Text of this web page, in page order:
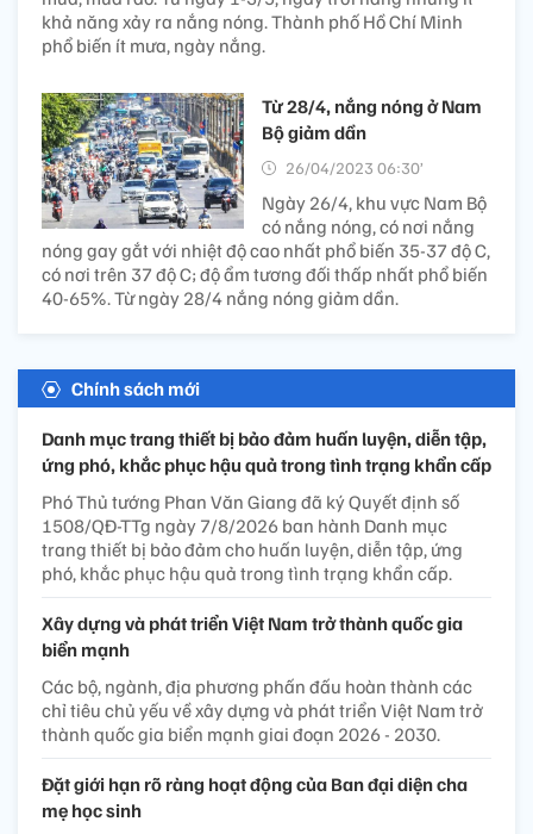
khả năng xảy ra nắng nóng. Thành phố Hồ Chí Minh
phổ biến ít mưa, ngày nắng.
Từ 28/4, nắng nóng ở Nam
Bộ giảm dần
26/04/2023 06:30’
Ngày 26/4, khu vực Nam Bộ
có nắng nóng, có nơi nắng
nóng gay gắt với nhiệt độ cao nhất phổ biến 35-37 độ C,
có nơi trên 37 độ C; độ ẩm tương đối thấp nhất phổ biến
40-65%. Từ ngày 28/4 nắng nóng giảm dần.
Chính sách mới
Danh mục trang thiết bị bảo đảm huấn luyện, diễn tập,
ứng phó, khắc phục hậu quả trong tình trạng khẩn cấp
Phó Thủ tướng Phan Văn Giang đã ký Quyết định số
1508/QĐ-TTg ngày 7/8/2026 ban hành Danh mục
trang thiết bị bảo đảm cho huấn luyện, diễn tập, ứng
phó, khắc phục hậu quả trong tình trạng khẩn cấp.
Xây dựng và phát triển Việt Nam trở thành quốc gia
biển mạnh
Các bộ, ngành, địa phương phấn đấu hoàn thành các
chỉ tiêu chủ yếu về xây dựng và phát triển Việt Nam trở
thành quốc gia biển mạnh giai đoạn 2026 - 2030.
Đặt giới hạn rõ ràng hoạt động của Ban đại diện cha
mẹ học sinh